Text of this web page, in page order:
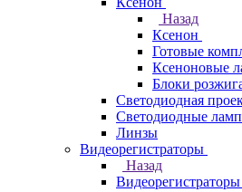
Назад
Ксенон
Готовые
Ксеноновые
Блоки
Светодиодная
Светодиодные
Линзы
Видеорегистраторы
Назад
Видеорегистраторы